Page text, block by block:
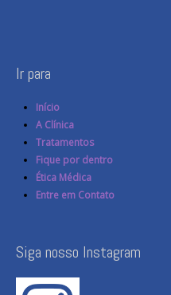
Ir para
Início
A Clínica
Tratamentos
Fique por dentro
Ética Médica
Entre em Contato
Siga nosso Instagram